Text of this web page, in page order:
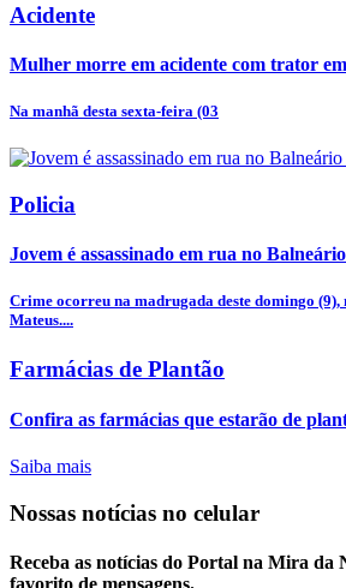
Acidente
Mulher morre em acidente com trator
Na manhã desta sexta-feira (03
Policia
Jovem é assassinado em rua no
Crime ocorreu na madrugada deste domingo (9),
Mateus....
Farmácias de Plantão
Confira as farmácias que estarão de
Saiba mais
Nossas notícias no celular
Receba as notícias do Portal na Mira da
favorito de mensagens.